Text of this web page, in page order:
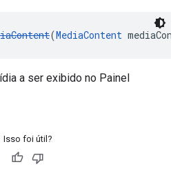
(MediaContent
a ser exibido no Painel
Isso foi útil?